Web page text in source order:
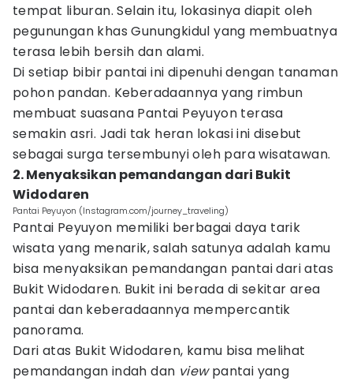
tempat liburan. Selain itu, lokasinya diapit oleh
pegunungan khas Gunungkidul yang membuatnya
terasa lebih bersih dan alami.
Di setiap bibir pantai ini dipenuhi dengan tanaman
pohon pandan. Keberadaannya yang rimbun
membuat suasana Pantai Peyuyon terasa
semakin asri. Jadi tak heran lokasi ini disebut
sebagai surga tersembunyi oleh para wisatawan.
2. Menyaksikan pemandangan dari Bukit
Widodaren
Pantai Peyuyon (Instagram.com/journey_traveling)
Pantai Peyuyon memiliki berbagai daya tarik
wisata yang menarik, salah satunya adalah kamu
bisa menyaksikan pemandangan pantai dari atas
Bukit Widodaren. Bukit ini berada di sekitar area
pantai dan keberadaannya mempercantik
panorama.
Dari atas Bukit Widodaren, kamu bisa melihat
pemandangan indah dan viewpantai yang